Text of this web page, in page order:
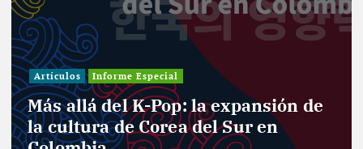
Artículos Informe Especial
Más allá del K-Pop: la expansión de
la cultura de Corea del Sur en